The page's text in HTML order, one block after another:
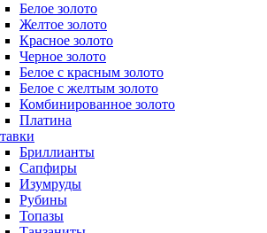
Белое золото
Желтое золото
Красное золото
Черное золото
Белое с красным золото
Белое с желтым золото
Комбинированное золото
Платина
Бриллианты
Сапфиры
Изумруды
Рубины
Топазы